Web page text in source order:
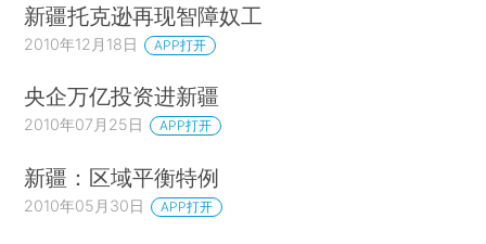
新疆托克逊再现智障奴工
2010年12月18日 APP打开
央企万亿投资进新疆
2010年07月25日 APP打开
新疆：区域平衡特例
2010年05月30日 APP打开